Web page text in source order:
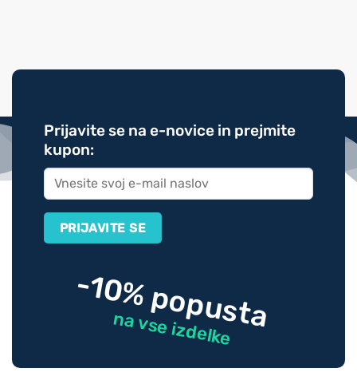
Prijavite se na e-novice in prejmite
kupon:
-10% popusta
na vse izdelke